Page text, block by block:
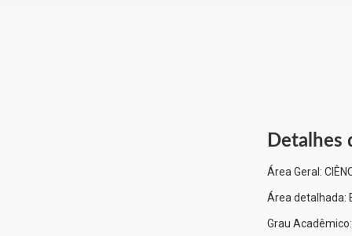
Detalhes
Área Geral:
Área detalhada:
Grau